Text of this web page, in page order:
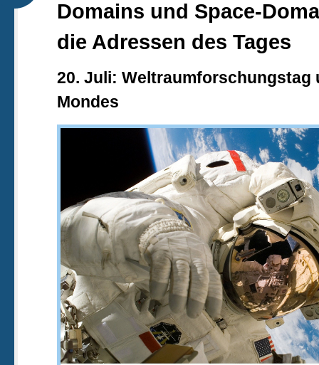
Domains und Space-
die Adressen des Tages
20. Juli: Weltraumforschungstag
Mondes